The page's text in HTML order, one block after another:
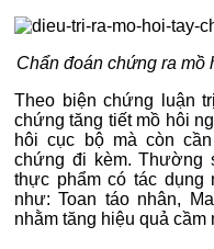
Chẩn đoán chứng ra mồ
Theo biện chứng luận
chứng tăng tiết mồ hôi
hôi cục bộ mà còn
chứng đi kèm. Thường
thực phẩm có tác dụng
như: Toan táo nhân,
nhằm tăng hiệu quả cầm